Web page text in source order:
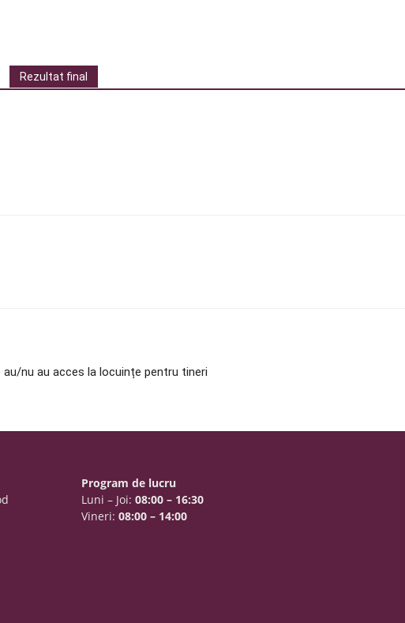
Rezultat final
nu au acces la locuințe pentru tineri
Program de lucru
Luni – Joi:08:00 – 16:30
Vineri:08:00 – 14:00